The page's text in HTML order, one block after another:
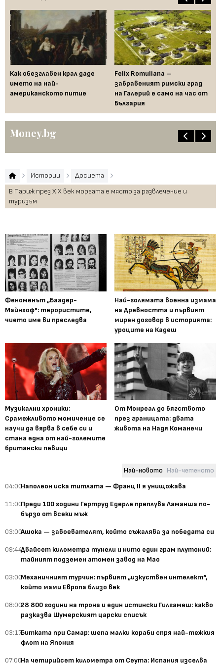
Как обезглавен крал даде
името на най-
американското питие
Felix Romuliana –
забравеният римски град
на Галерий е само на час от
България
Money.bg
Истории
Досиета
В Париж през XIX век моргата е място за развлечение и
туризъм
Феноменът „Баадер-
Майнхоф": терористите,
чието име ви преследва
Най-голямата военна измама
на Древността и първият
мирен договор в историята:
уроците на Кадеш
Музикални хроники:
Срамежливото момиченце се
научи да вярва в себе си и
стана една от най-големите
британски певици
От Монреал до бягството
през границата: двата
живота на Надя Команечи
Най-новото Най-четеното
04:00Наполеон иска титлата — Франц II я унищожава
11:00Преди 100 години Гертруд Едерле преплува Ламанша по-
бързо от всеки мъж
03:00Ашока — завоевателят, който съжалява за победата си
09:44Двайсет километра тунели и нито един грам плутоний:
тайният подземен атомен завод на Мао
03:00Механичният турчин: първият „изкуствен интелект“,
който мами Европа близо век
08:0028 800 години на трона и един истински Гилгамеш: какво
разказва Шумерският царски списък
03:17Битката при Самар: шепа малки кораби спря най-тежкия
флот на Япония
07:00На четирийсет километра от Сеута: Испания изселва